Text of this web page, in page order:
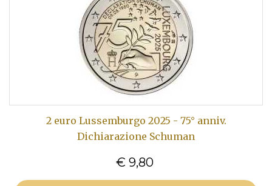
2 euro Lussemburgo 2025 - 75° anniv.
Dichiarazione Schuman
€ 9,80